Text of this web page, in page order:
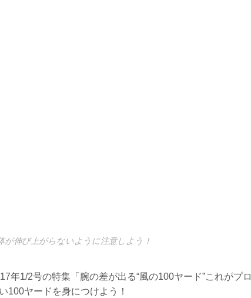
が伸び上がらないように注意しよう！
年1/2号の特集「腕の差が出る“風の100ヤード”これがプロ
100ヤードを身につけよう！